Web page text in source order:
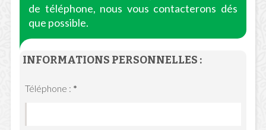
de téléphone, nous vous contacterons dés
que possible.
INFORMATIONS PERSONNELLES :
Téléphone : *